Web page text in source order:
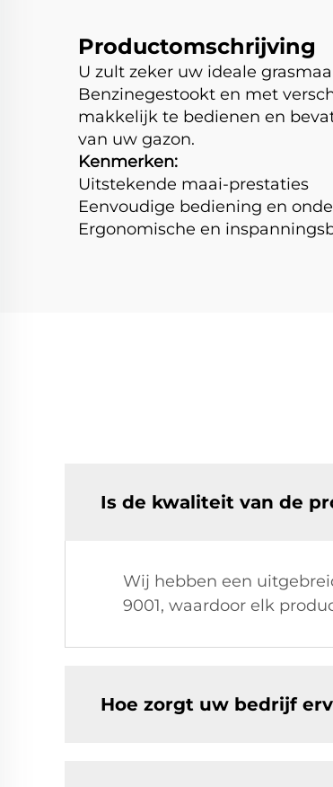
Productomschrijving
U zult zeker uw ideale
Benzinegestookt en met
makkelijk te bedienen en
van uw gazon.
Kenmerken:
Uitstekende maai-prestaties
Eenvoudige bediening en
Ergonomische en
Is de kwaliteit van de
Wij hebben een
9001, waardoor elk
Hoe zorgt uw bedrijf